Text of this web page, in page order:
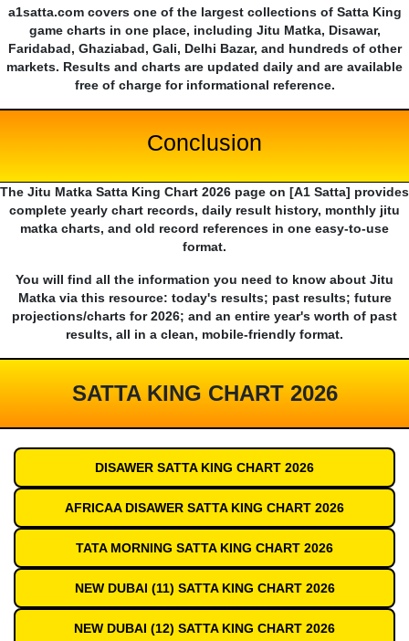
a1satta.com covers one of the largest collections of Satta King
game charts in one place, including Jitu Matka, Disawar,
Faridabad, Ghaziabad, Gali, Delhi Bazar, and hundreds of other
markets. Results and charts are updated daily and are available
free of charge for informational reference.
Conclusion
The Jitu Matka Satta King Chart 2026 page on [A1 Satta] provides
complete yearly chart records, daily result history, monthly jitu
matka charts, and old record references in one easy-to-use
format.
You will find all the information you need to know about Jitu
Matka via this resource: today's results; past results; future
projections/charts for 2026; and an entire year's worth of past
results, all in a clean, mobile-friendly format.
SATTA KING CHART 2026
DISAWER SATTA KING CHART 2026
AFRICAA DISAWER SATTA KING CHART 2026
TATA MORNING SATTA KING CHART 2026
NEW DUBAI (11) SATTA KING CHART 2026
NEW DUBAI (12) SATTA KING CHART 2026